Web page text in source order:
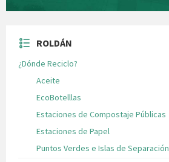
ROLDÁN
¿Dónde Reciclo?
Aceite
EcoBotelllas
Estaciones de Compostaje Públicas
Estaciones de Papel
Puntos Verdes e Islas de Separación